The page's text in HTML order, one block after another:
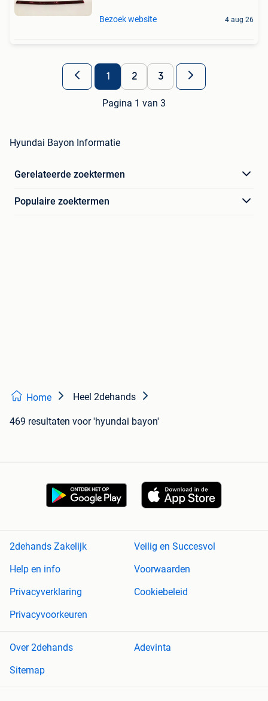
Bezoek website 4 aug 26
1 2 3
Pagina 1 van 3
Hyundai Bayon Informatie
Gerelateerde zoektermen
Populaire zoektermen
Home Heel 2dehands
469 resultaten voor 'hyundai bayon'
2dehands Zakelijk
Veilig en Succesvol
Help en info
Voorwaarden
Privacyverklaring
Cookiebeleid
Privacyvoorkeuren
Over 2dehands
Adevinta
Sitemap